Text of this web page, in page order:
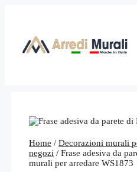
Home / Decorazioni murali
negozi / Frase adesiva da
murali per arredare WS1873